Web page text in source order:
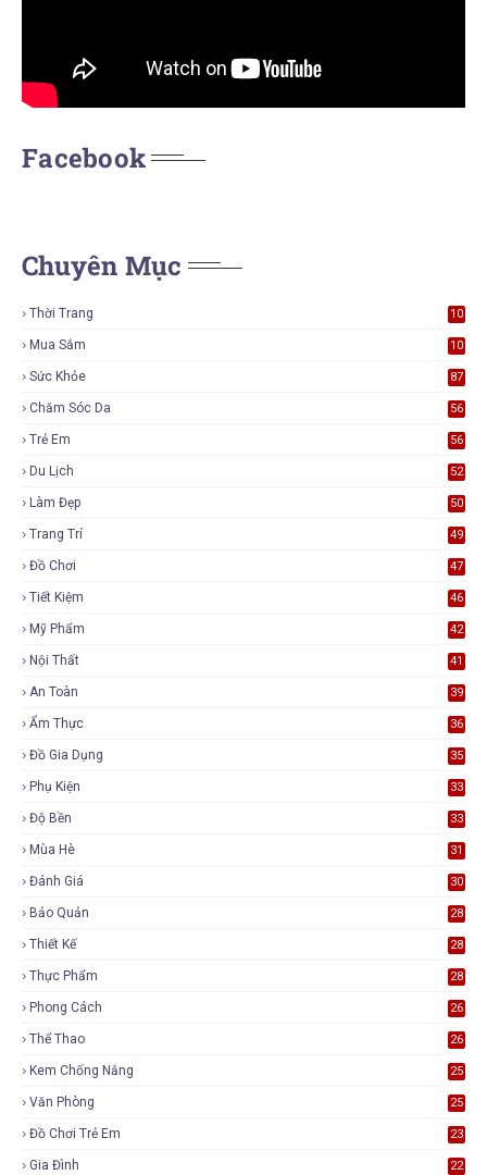
Facebook
Chuyên Mục
Thời Trang
10
Mua Sắm
10
Sức Khỏe 87
Chăm Sóc Da 56
Trẻ Em 56
Du Lịch 52
Làm Đẹp 50
Trang Trí 49
Đồ Chơi 47
Tiết Kiệm 46
Mỹ Phẩm 42
Nội Thất 41
An Toàn 39
Ẩm Thực 36
Đồ Gia Dụng 35
Phụ Kiện 33
Độ Bền 33
Mùa Hè 31
Đánh Giá 30
Bảo Quản 28
Thiết Kế 28
Thực Phẩm 28
Phong Cách 26
Thể Thao 26
Kem Chống Nắng 25
Văn Phòng 25
Đồ Chơi Trẻ Em 23
Gia Đình 22